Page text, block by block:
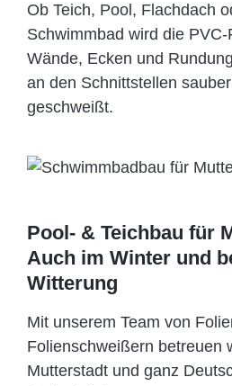
Ob Teich, Pool, Flachdach
Schwimmbad wird die
Wände, Ecken und
an den Schnittstellen
geschweißt.
Pool- & Teichbau für
Auch im Winter und
Witterung
Mit unserem Team von
Folien­schweißern betreuen
Mutterstadt und ganz